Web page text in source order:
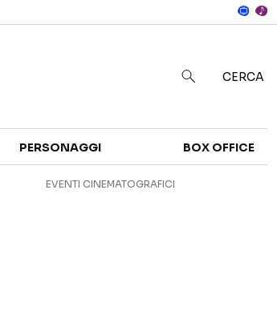
CURIOSITÀ
CERCA
PERSONAGGI BOX OFFICE
EVENTI CINEMATOGRAFICI